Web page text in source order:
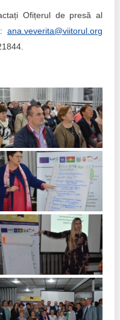
Ofițerul de presă al
ana.veverita@viitorul.org